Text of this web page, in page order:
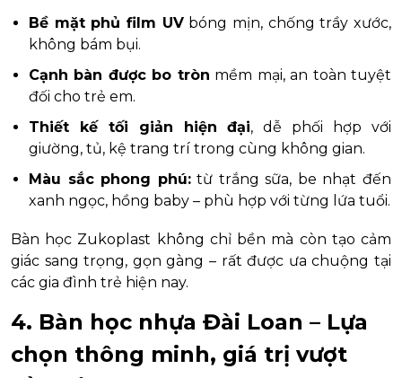
Bề mặt phủ film UVbóng mịn, chống trầy xước,
không bám bụi.
Cạnh bàn được bo tròn mềm mại, an toàn tuyệt
đối cho trẻ em.
Thiết kế tối giản hiện đại, dễ phối hợp với
giường, tủ, kệ trang trí trong cùng không gian.
Màu sắc phong phú:từ trắng sữa, be nhạt đến
xanh ngọc, hồng baby – phù hợp với từng lứa tuổi.
Bàn học Zukoplast không chỉ bền mà còn tạo cảm
giác sang trọng, gọn gàng – rất được ưa chuộng tại
các gia đình trẻ hiện nay.
4. Bàn học nhựa Đài Loan – Lựa
chọn thông minh, giá trị vượt